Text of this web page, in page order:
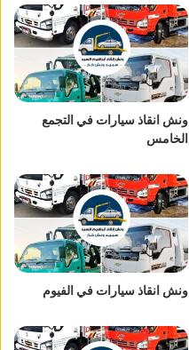
ونش انقاذ سيارات في التجمع
الخامس
ونش انقاذ سيارات في الفيوم